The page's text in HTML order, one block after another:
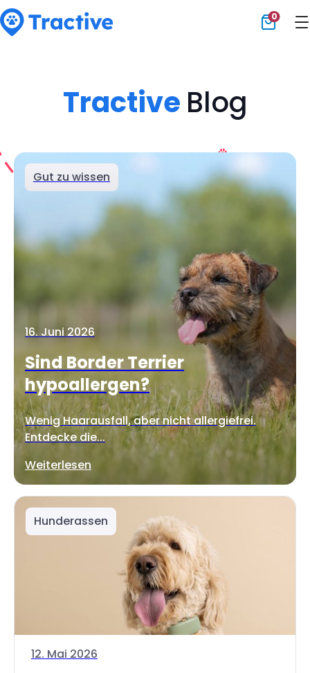
0
Tractive Blog
Gut zu wissen
16. Juni 2026
Sind Border Terrier
hypoallergen?
Wenig Haarausfall, aber nicht allergiefrei.
Entdecke die...
Weiterlesen
Hunderassen
12. Mai 2026